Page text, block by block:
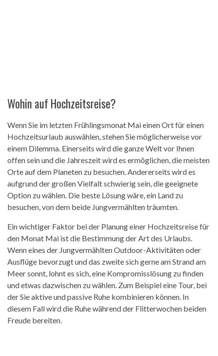
Wohin auf Hochzeitsreise?
Wenn Sie im letzten Frühlingsmonat Mai einen Ort für einen
Hochzeitsurlaub auswählen, stehen Sie möglicherweise vor
einem Dilemma. Einerseits wird die ganze Welt vor Ihnen
offen sein und die Jahreszeit wird es ermöglichen, die meisten
Orte auf dem Planeten zu besuchen. Andererseits wird es
aufgrund der großen Vielfalt schwierig sein, die geeignete
Option zu wählen. Die beste Lösung wäre, ein Land zu
besuchen, von dem beide Jungvermählten träumten.
Ein wichtiger Faktor bei der Planung einer Hochzeitsreise für
den Monat Mai ist die Bestimmung der Art des Urlaubs.
Wenn eines der Jungvermählten Outdoor-Aktivitäten oder
Ausflüge bevorzugt und das zweite sich gerne am Strand am
Meer sonnt, lohnt es sich, eine Kompromisslösung zu finden
und etwas dazwischen zu wählen. Zum Beispiel eine Tour, bei
der Sie aktive und passive Ruhe kombinieren können. In
diesem Fall wird die Ruhe während der Flitterwochen beiden
Freude bereiten.